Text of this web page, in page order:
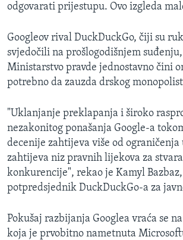
odgovarati prijestupu. Ovo izgleda
Googleov rival DuckDuckGo, čiji su
svjedočili na prošlogodišnjem
Ministarstvo pravde jednostavno čini
potrebno da zauzda drskog
"Uklanjanje preklapanja i široko
nezakonitog ponašanja Google-a
decenije zahtijeva više od ograničenja
zahtijeva niz pravnih lijekova za
konkurencije", rekao je Kamyl
potpredsjednik DuckDuckGo-a za
Pokušaj razbijanja Googlea vraća se
koja je prvobitno nametnuta